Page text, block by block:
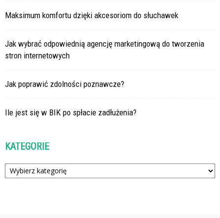
Maksimum komfortu dzięki akcesoriom do słuchawek
Jak wybrać odpowiednią agencję marketingową do tworzenia
stron internetowych
Jak poprawić zdolności poznawcze?
Ile jest się w BIK po spłacie zadłużenia?
KATEGORIE
Kategorie